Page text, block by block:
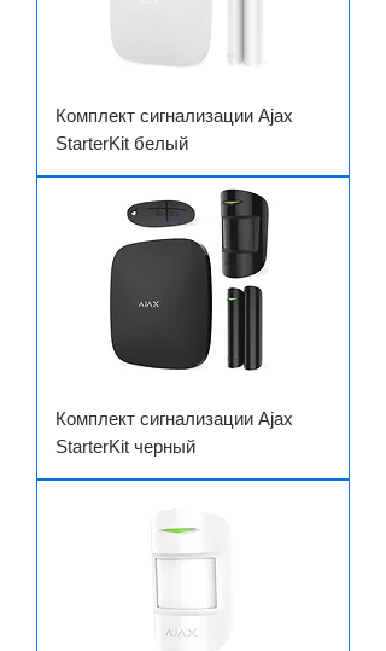
Комплект сигнализации Ajax
StarterKit белый
Комплект сигнализации Ajax
StarterKit черный